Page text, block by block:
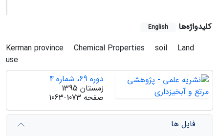
کلیدواژه‌ها English
Kerman province Chemical Properties soil
Land
use
دوره 69، شماره 4
زمستان 1395
صفحه 1063-1073
فایل ها